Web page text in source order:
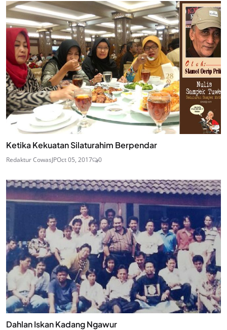
Ketika Kekuatan Silaturahim Berpendar
Redaktur CowasJPOct 05, 2017 0
Dahlan Iskan Kadang Ngawur